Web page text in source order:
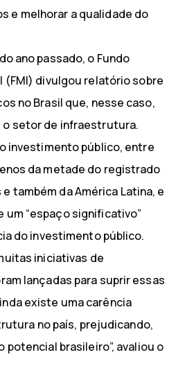
e melhorar a qualidade do
ano passado, o Fundo
(FMI) divulgou relatório sobre
no Brasil que, nesse caso,
o setor de infraestrutura.
investimento público, entre
da metade do registrado
também da América Latina, e
“espaço significativo”
do investimento público.
iniciativas de
lançadas para suprir essas
existe uma carência
no país, prejudicando,
brasileiro”, avaliou o